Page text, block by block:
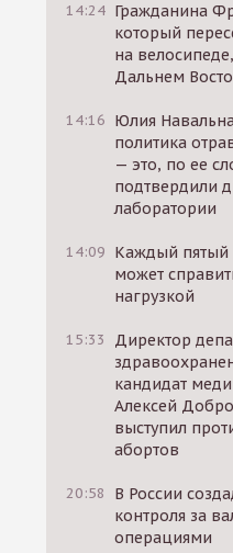
14:24 Гражданина
который
на
Дальнем
14:16 Юлия
политика
— это, по ее
подтвердили
лаборатории
14:09 Каждый пятый
может
нагрузкой
15:33
Директор
кандидат
Алексей
выступил
абортов
20:58
В России
контроля за
операциями